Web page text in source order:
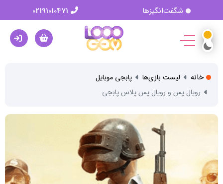
شگفت‌انگیزها
خانه لیست بازی‌ها
پابجی موبایل
رویال پس و رویال پس پلاس پابجی